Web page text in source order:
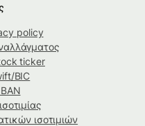
policy
ticker
BIC
ισοτιμιών